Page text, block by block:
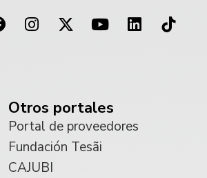
Otros portales
Portal de proveedores
Fundación Tesãi
CAJUBI